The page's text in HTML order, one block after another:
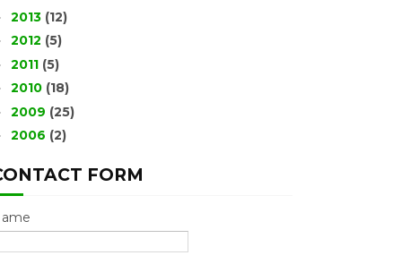
2013 (12)
2012 (5)
2011 (5)
2010 (18)
2009 (25)
2006 (2)
FORM